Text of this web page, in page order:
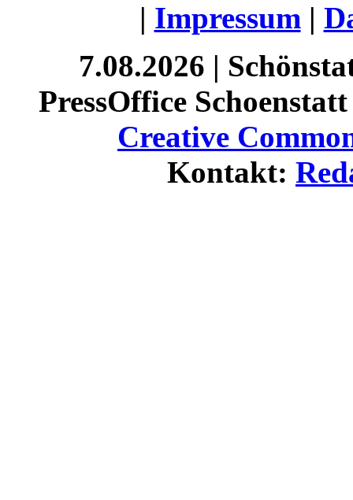
| Impressum|
7.08.2026 |
PressOffice
Creative
Kontakt: